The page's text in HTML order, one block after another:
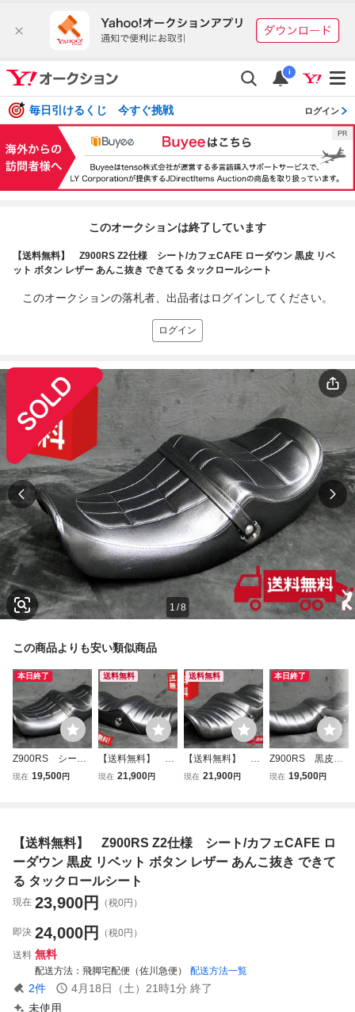
i
毎日引けるくじ 今すぐ挑戦 ログイン
このオークションは終了しています
【送料無料】 Z900RS Z2仕様 シート/カフェCAFE ローダウン 黒皮 リベ
ット ボタン レザー あんこ抜き できてる タックロールシート
このオークションの落札者、出品者はログインしてください。
ログイン
1/8
この商品よりも安い類似商品
本日終了
Z900RS シー
ト Ｚ２仕様/カフ
ウン アンコ抜き
現在 19,500円
送料無料
【送料無料】 Z9
00RS 黒皮 タッ
こ抜き できてる
タックロール
現在 21,900円
送料無料
【送料無料】 Z9
00RS 黒皮 タック
抜き できてる タ
ックロール
現在 21,900円
本日終了
Z900RS 黒皮ボ
タン タックロール
んこ抜き ローダウ
ン アンコ抜き
現在 19,500円
【送料無料】 Z900RS Z2仕様 シート/カフェCAFE ロ
ーダウン 黒皮 リベット ボタン レザー あんこ抜き できて
る タックロールシート
現在 23,900円 （税0円）
即決 24,000円
（税0円）
送料 無料
配送方法 飛脚宅配便（佐川急便） 配送方法一覧
2件 4月18日（土）21時1分 終了
未使用